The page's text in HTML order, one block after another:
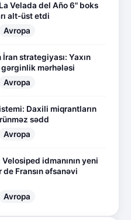
Velada del Año 6" boks
alt-üst etdi
Avropa
İran strategiyası: Yaxın
mərhələsi
Avropa
Daxili miqrantların
sədd
Avropa
idmanının yeni
Fransın əfsanəvi
Avropa